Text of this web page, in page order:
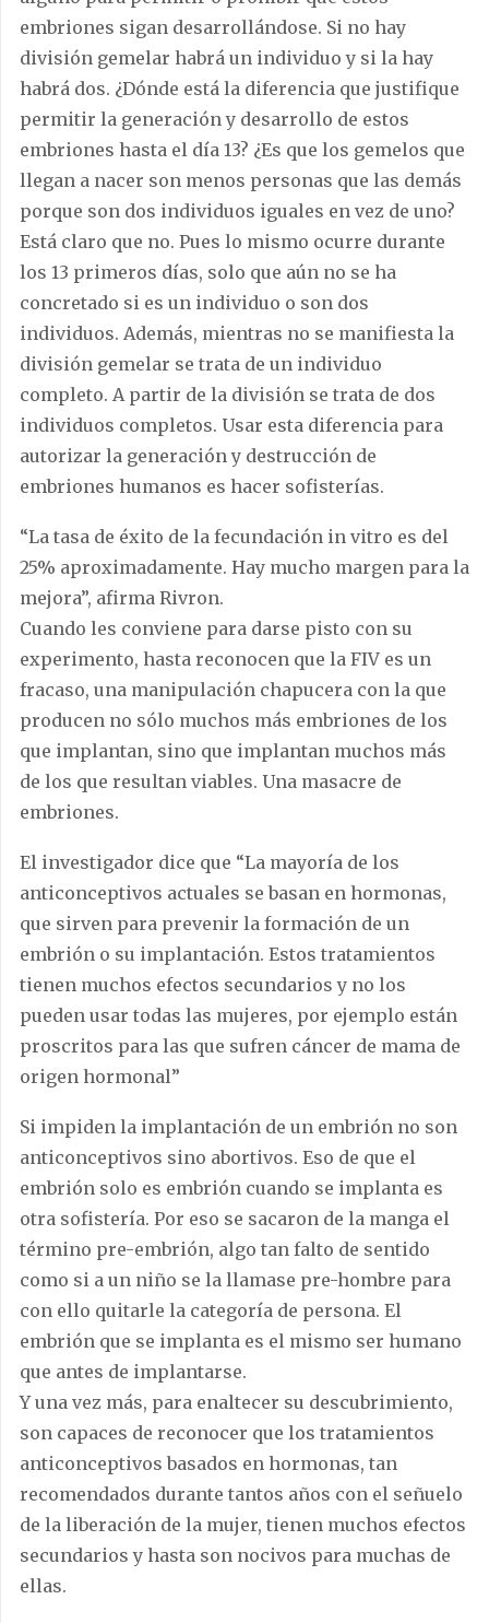
embriones sigan desarrollándose. Si no hay
división gemelar habrá un individuo y si la hay
habrá dos. ¿Dónde está la diferencia que justifique
permitir la generación y desarrollo de estos
embriones hasta el día 13? ¿Es que los gemelos que
llegan a nacer son menos personas que las demás
porque son dos individuos iguales en vez de uno?
Está claro que no. Pues lo mismo ocurre durante
los 13 primeros días, solo que aún no se ha
concretado si es un individuo o son dos
individuos. Además, mientras no se manifiesta la
división gemelar se trata de un individuo
completo. A partir de la división se trata de dos
individuos completos. Usar esta diferencia para
autorizar la generación y destrucción de
embriones humanos es hacer sofisterías.
“La tasa de éxito de la fecundación in vitro es del
25% aproximadamente. Hay mucho margen para la
mejora”, afirma Rivron.
Cuando les conviene para darse pisto con su
experimento, hasta reconocen que la FIV es un
fracaso, una manipulación chapucera con la que
producen no sólo muchos más embriones de los
que implantan, sino que implantan muchos más
de los que resultan viables. Una masacre de
embriones.
El investigador dice que “La mayoría de los
anticonceptivos actuales se basan en hormonas,
que sirven para prevenir la formación de un
embrión o su implantación. Estos tratamientos
tienen muchos efectos secundarios y no los
pueden usar todas las mujeres, por ejemplo están
proscritos para las que sufren cáncer de mama de
origen hormonal”
Si impiden la implantación de un embrión no son
anticonceptivos sino abortivos. Eso de que el
embrión solo es embrión cuando se implanta es
otra sofistería. Por eso se sacaron de la manga el
término pre-embrión, algo tan falto de sentido
como si a un niño se la llamase pre-hombre para
con ello quitarle la categoría de persona. El
embrión que se implanta es el mismo ser humano
que antes de implantarse.
Y una vez más, para enaltecer su descubrimiento,
son capaces de reconocer que los tratamientos
anticonceptivos basados en hormonas, tan
recomendados durante tantos años con el señuelo
de la liberación de la mujer, tienen muchos efectos
secundarios y hasta son nocivos para muchas de
ellas.